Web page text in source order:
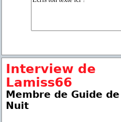
Interview de
Lamiss66
Membre de Guide de
Nuit